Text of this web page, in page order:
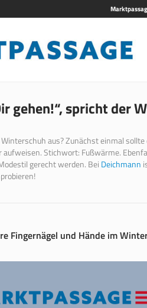
gehen!“, spricht der
aus? Zunächst einmal
Stichwort: Fußwärme.
gerecht werden. Bei Deichmann
Fingernägel und Hände im